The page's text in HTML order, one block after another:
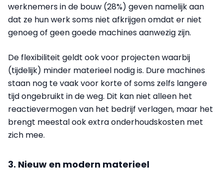
werknemers in de bouw (28%) geven namelijk aan
dat ze hun werk soms niet afkrijgen omdat er niet
genoeg of geen goede machines aanwezig zijn.
De flexibiliteit geldt ook voor projecten waarbij
(tijdelijk) minder materieel nodig is. Dure machines
staan nog te vaak voor korte of soms zelfs langere
tijd ongebruikt in de weg. Dit kan niet alleen het
reactievermogen van het bedrijf verlagen, maar het
brengt meestal ook extra onderhoudskosten met
zich mee.
3. Nieuw en modern materieel